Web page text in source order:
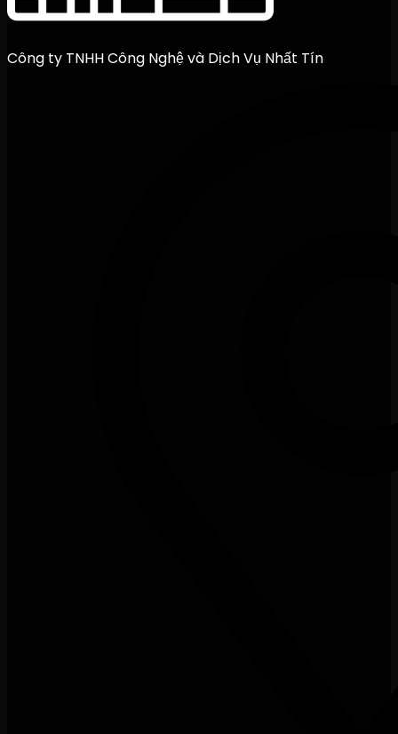
Công ty TNHH Công Nghệ và Dịch Vụ Nhất Tín